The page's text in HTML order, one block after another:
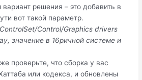
решения – это добавить в
вот такой параметр.
Control/Graphics drivers
значение в 16ричной системе и
проверьте, что сборка у вас
или кодекса, и обновлены